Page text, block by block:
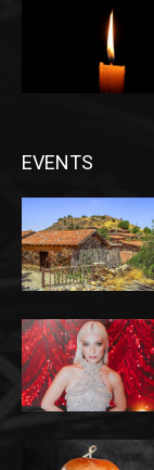
EVENTS